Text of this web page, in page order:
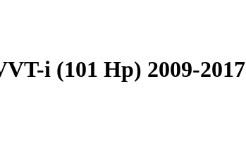
i (101 Hp) 2009-2017